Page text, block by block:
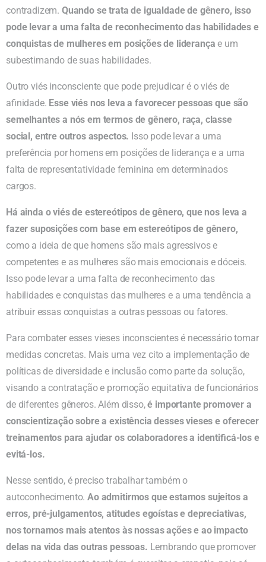
contradizem. Quando se trata de igualdade de gênero, isso
pode levar a uma falta de reconhecimento das habilidades e
conquistas de mulheres em posições de liderança e um
subestimando de suas habilidades.
Outro viés inconsciente que pode prejudicar é o viés de
afinidade. Esse viés nos leva a favorecer pessoas que são
semelhantes a nós em termos de gênero, raça, classe
social, entre outros aspectos. Isso pode levar a uma
preferência por homens em posições de liderança e a uma
falta de representatividade feminina em determinados
cargos.
Há ainda o viés de estereótipos de gênero, que nos leva a
fazer suposições com base em estereótipos de gênero,
como a ideia de que homens são mais agressivos e
competentes e as mulheres são mais emocionais e dóceis.
Isso pode levar a uma falta de reconhecimento das
habilidades e conquistas das mulheres e a uma tendência a
atribuir essas conquistas a outras pessoas ou fatores.
Para combater esses vieses inconscientes é necessário tomar
medidas concretas. Mais uma vez cito a implementação de
políticas de diversidade e inclusão como parte da solução,
visando a contratação e promoção equitativa de funcionários
de diferentes gêneros. Além disso,é importante promover a
conscientização sobre a existência desses vieses e oferecer
treinamentos para ajudar os colaboradores a identificá-los e
evitá-los.
Nesse sentido, é preciso trabalhar também o
autoconhecimento.Ao admitirmos que estamos sujeitos a
erros, pré-julgamentos, atitudes egoístas e depreciativas,
nos tornamos mais atentos às nossas ações e ao impacto
delas na vida das outras pessoas. Lembrando que promover